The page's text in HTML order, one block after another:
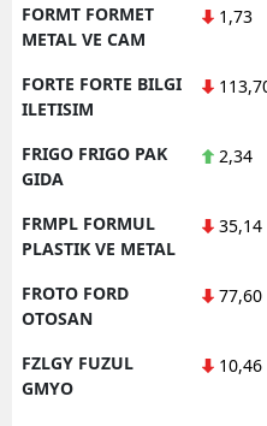
FORMT FORMET
METAL VE CAM
1,73
FORTE FORTE BILGI
ILETISIM
FRIGO FRIGO PAK
GIDA
2,34
FRMPL FORMUL
PLASTIK VE METAL
35,14
FROTO FORD
OTOSAN
77,60
FZLGY FUZUL
GMYO
10,46